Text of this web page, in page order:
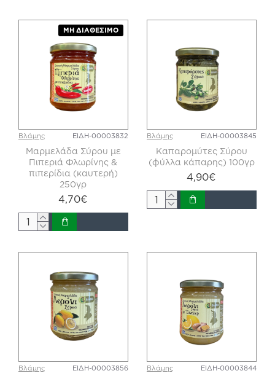
ΜΗ ΔΙΑΘΈΣΙΜΟ
Βλάμης ΕΙΔΗ-00003832
Μαρμελάδα Σύρου με
Πιπεριά Φλωρίνης &
πιπερίδια (καυτερή)
250γρ
4,70€
Βλάμης ΕΙΔΗ-00003845
Καπαρομύτες Σύρου
(φύλλα κάπαρης) 100γρ
4,90€
Βλάμης ΕΙΔΗ-00003856 Βλάμης ΕΙΔΗ-00003844